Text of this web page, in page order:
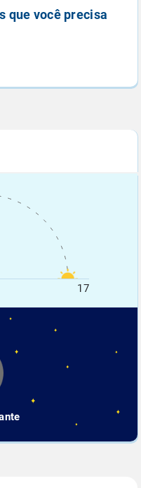
que você precisa
17